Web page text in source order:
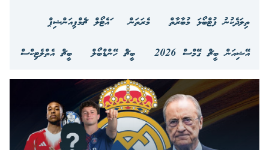
ތިލަދެކުނު ފުޓްބޯޅަ މުބާރާތް
މެރަތަން
ައެޓޯލް ޗެމްޕިއަންޝިޕް
އޭޝިއަން ބީޗް ގޭމްސް 2026
ބީޗް ހޭންޑްބޯލް ބީޗް އެތްލެޓިކްސް